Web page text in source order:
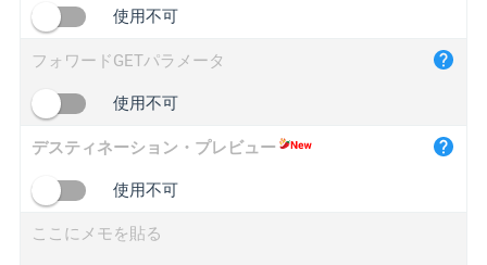
使用不可
フォワードGETパラメータ
使用不可
デスティネーション・プレビュー
使用不可
ここにメモを貼る